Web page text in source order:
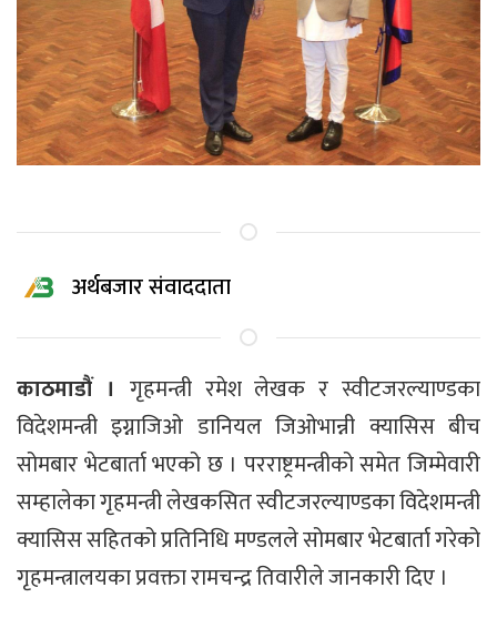
अर्थबजार संवाददाता
काठमाडौं । गृहमन्त्री रमेश लेखक र स्वीटजरल्याण्डका
विदेशमन्त्री इग्नाजिओ डानियल जिओभान्नी क्यासिस बीच
सोमबार भेटबार्ता भएको छ । परराष्ट्रमन्त्रीको समेत जिम्मेवारी
सम्हालेका गृहमन्त्री लेखकसित स्वीटजरल्याण्डका विदेशमन्त्री
क्यासिस सहितको प्रतिनिधि मण्डलले सोमबार भेटबार्ता गरेको
गृहमन्त्रालयका प्रवक्ता रामचन्द्र तिवारीले जानकारी दिए ।